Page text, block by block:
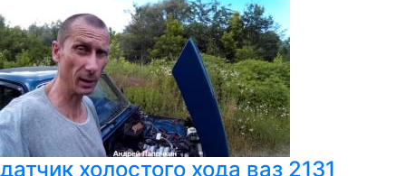
датчик холостого хода ваз 2131